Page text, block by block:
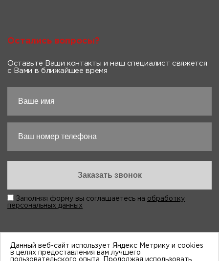
Остались вопросы?
Оставьте Ваши контакты и наш специалист свяжется
с Вами в ближайшее время
Заполняя форму вы соглашаетесь на обработку
персональных данных
Данный веб-сайт использует Яндекс Метрику и cookies
в целях предоставления вам лучшего
пользовательского опыта. Продолжая использовать